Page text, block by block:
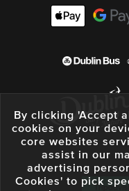
By clicking 'Accept
cookies on your
core websites
assist in our
advertising
Cookies' to pick